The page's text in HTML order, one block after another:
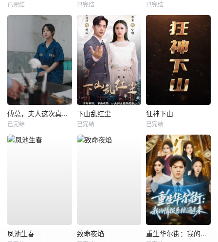
已完结 已完结 已完结
傅总，夫人这次真的死了
已完结
下山乱红尘
已完结
狂神下山
已完结
凤池生春 致命夜焰 重生华尔街：我的情报系统通未来